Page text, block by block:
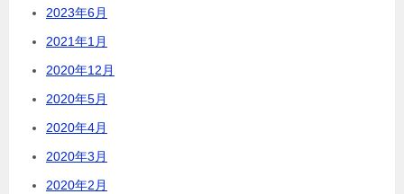
2023年6月
2021年1月
2020年12月
2020年5月
2020年4月
2020年3月
2020年2月